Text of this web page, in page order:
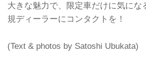
大きな魅力で、限定車だけに気にな
規ディーラーにコンタクトを！
(Text & photos by Satoshi Ubukata)